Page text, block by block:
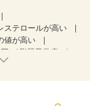
ステロールが高い
値が高い
脂質異常症